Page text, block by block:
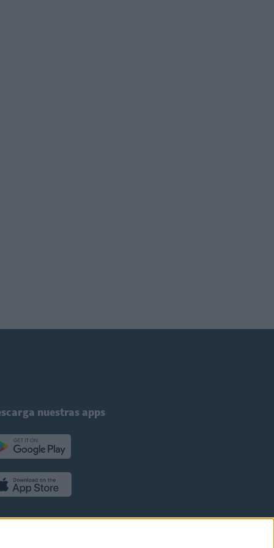
nuestras apps